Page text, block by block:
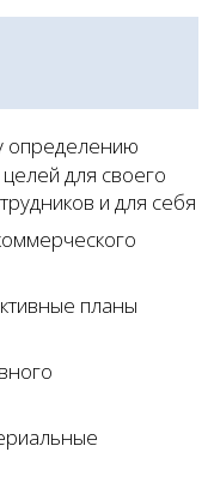
определению
целей для своего
и для себя
планы